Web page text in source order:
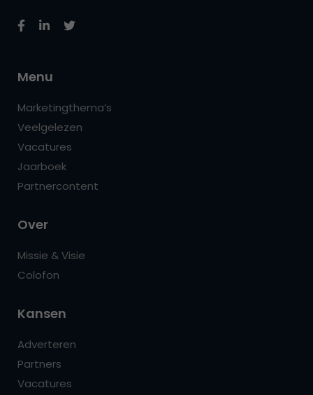
Menu
Marketingthema’s
Veelgelezen
Vacatures
Jaarboek
Partnercontent
Over
Missie & Visie
Colofon
Kansen
Adverteren
Partners
Vacatures